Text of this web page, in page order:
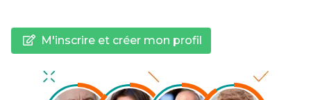
M'inscrire et créer mon profil